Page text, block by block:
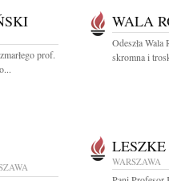
prof.
WALA
Odeszła
skromna i
WARSZAWA